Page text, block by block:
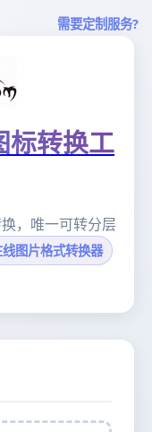
需要定制服务?
标转换工
，唯一可转分层
图片格式转换器